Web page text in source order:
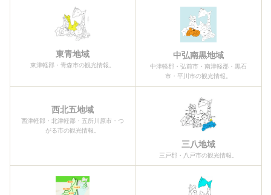
東青地域
東津軽郡・青森市の観光情報。
中弘南黒地域
中津軽郡・弘前市・南津軽郡・黒石
市・平川市の観光情報。
西北五地域
西津軽郡・北津軽郡・五所川原市・つ
がる市の観光情報。
三八地域
三戸郡・八戸市の観光情報。